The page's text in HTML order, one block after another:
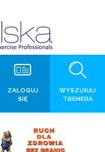
WYSZUKAJ
TRENERA
ZALOGUJ
SIĘ